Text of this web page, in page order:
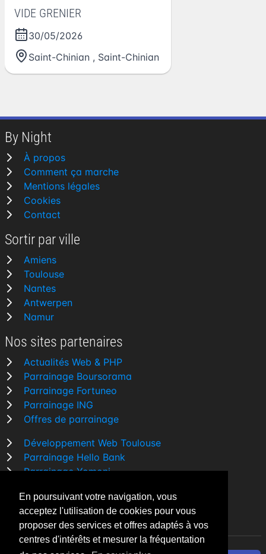
En poursuivant votre navigation, vous
acceptez l'utilisation de cookies pour vous
proposer des services et offres adaptés à vos
centres d'intérêts et mesurer la fréquentation
VIDE GRENIER
30/05/2026
Saint-Chinian , Saint-Chinian
By Night
À propos
Comment ça marche
Mentions légales
Cookies
Contact
Sortir par ville
Amiens
Toulouse
Nantes
Antwerpen
Namur
Nos sites partenaires
Actualités Web & PHP
Parrainage Boursorama
Parrainage Fortuneo
Parrainage ING
Offres de parrainage
Développement Web Toulouse
Parrainage Hello Bank
Parrainage Yomoni
Comparatif banque